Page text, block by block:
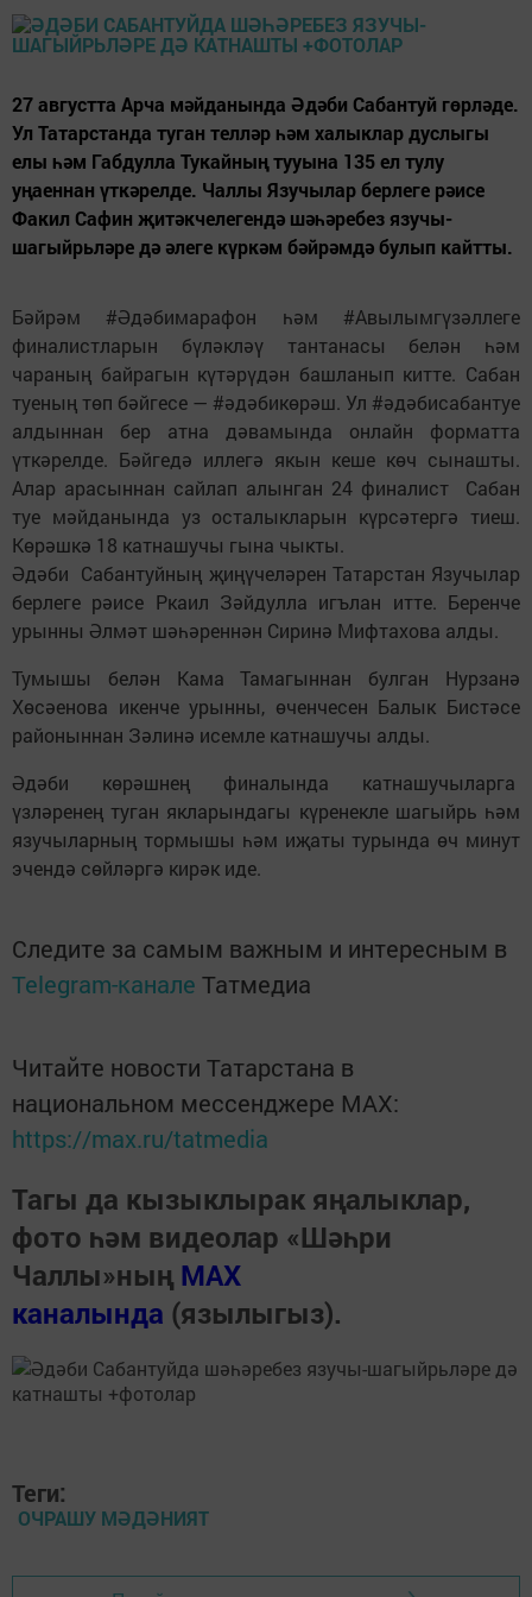
27 августта Арча мәйданында Әдәби Сабантуй гөрләде.
Ул Татарстанда туган телләр һәм халыклар дуслыгы
елы һәм Габдулла Тукайның тууына 135 ел тулу
уңаеннан үткәрелде. Чаллы Язучылар берлеге рәисе
Факил Сафин җитәкчелегендә шәһәребез язучы-
шагыйрьләре дә әлеге күркәм бәйрәмдә булып кайтты.
Бәйрәм #Әдәбимарафон һәм #Авылымгүзәллеге
финалистларын бүләкләү тантанасы белән һәм
чараның байрагын күтәрүдән башланып китте. Сабан
туеның төп бәйгесе — #әдәбикөрәш. Ул #әдәбисабантуе
алдыннан бер атна дәвамында онлайн форматта
үткәрелде. Бәйгедә иллегә якын кеше көч сынашты.
Алар арасыннан сайлап алынган 24 финалист Сабан
туе мәйданында уз осталыкларын күрсәтергә тиеш.
Көрәшкә 18 катнашучы гына чыкты.
Әдәби Сабантуйның җиңүчеләрен Татарстан Язучылар
берлеге рәисе Ркаил Зәйдулла игълан итте. Беренче
урынны Әлмәт шәһәреннән Сиринә Мифтахова алды.
Тумышы белән Кама Тамагыннан булган Нурзанә
Хөсәенова икенче урынны, өченчесен Балык Бистәсе
районыннан Зәлинә исемле катнашучы алды.
Әдәби көрәшнең финалында катнашучыларга
үзләренең туган якларындагы күренекле шагыйрь һәм
язучыларның тормышы һәм иҗаты турында өч минут
эчендә сөйләргә кирәк иде.
Следите за самым важным и интересным в
Telegram-канале Татмедиа
Читайте новости Татарстана в
национальном мессенджере MАХ:
https://max.ru/tatmedia
Тагы да кызыклырак яңалыклар,
фото һәм видеолар «Шәһри
Чаллы»ның MAX
каналында (язылыгыз).
Теги:
ОЧРАШУ МӘДӘНИЯТ